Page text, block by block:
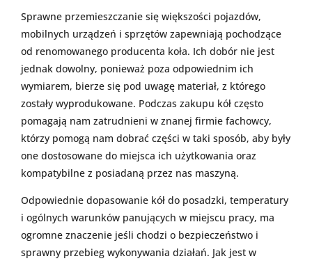
Sprawne przemieszczanie się większości pojazdów,
mobilnych urządzeń i sprzętów zapewniają pochodzące
od renomowanego producenta koła. Ich dobór nie jest
jednak dowolny, ponieważ poza odpowiednim ich
wymiarem, bierze się pod uwagę materiał, z którego
zostały wyprodukowane. Podczas zakupu kół często
pomagają nam zatrudnieni w znanej firmie fachowcy,
którzy pomogą nam dobrać części w taki sposób, aby były
one dostosowane do miejsca ich użytkowania oraz
kompatybilne z posiadaną przez nas maszyną.
Odpowiednie dopasowanie kół do posadzki, temperatury
i ogólnych warunków panujących w miejscu pracy, ma
ogromne znaczenie jeśli chodzi o bezpieczeństwo i
sprawny przebieg wykonywania działań. Jak jest w